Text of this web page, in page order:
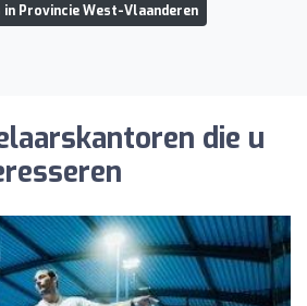
in Provincie West-Vlaanderen
die u